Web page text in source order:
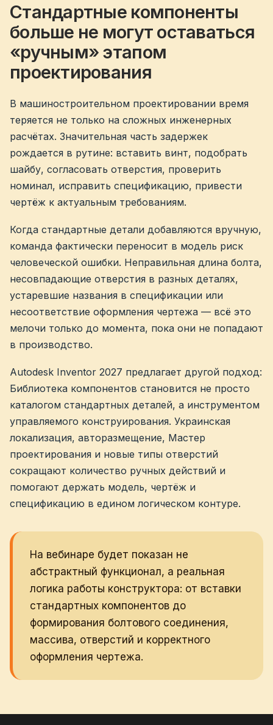
Стандартные компоненты
больше не могут оставаться
«ручным» этапом
проектирования
В машиностроительном проектировании время
теряется не только на сложных инженерных
расчётах. Значительная часть задержек
рождается в рутине: вставить винт, подобрать
шайбу, согласовать отверстия, проверить
номинал, исправить спецификацию, привести
чертёж к актуальным требованиям.
Когда стандартные детали добавляются вручную,
команда фактически переносит в модель риск
человеческой ошибки. Неправильная длина болта,
несовпадающие отверстия в разных деталях,
устаревшие названия в спецификации или
несоответствие оформления чертежа — всё это
мелочи только до момента, пока они не попадают
в производство.
Autodesk Inventor 2027 предлагает другой подход:
Библиотека компонентов становится не просто
каталогом стандартных деталей, а инструментом
управляемого конструирования. Украинская
локализация, авторазмещение, Мастер
проектирования и новые типы отверстий
сокращают количество ручных действий и
помогают держать модель, чертёж и
спецификацию в едином логическом контуре.
На вебинаре будет показан не
абстрактный функционал, а реальная
логика работы конструктора: от вставки
стандартных компонентов до
формирования болтового соединения,
массива, отверстий и корректного
оформления чертежа.